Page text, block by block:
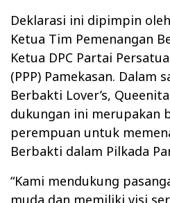
Deklarasi ini dipimpin
Ketua Tim Pemenangan
Ketua DPC Partai
(PPP) Pamekasan. Dalam
Berbakti Lover’s,
dukungan ini merupakan
perempuan untuk
Berbakti dalam Pilkada
“Kami mendukung